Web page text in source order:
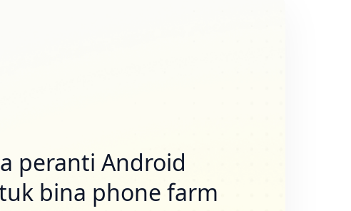
peranti Android
bina phone farm